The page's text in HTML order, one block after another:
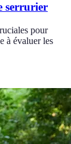
serrurier
pour
à évaluer les